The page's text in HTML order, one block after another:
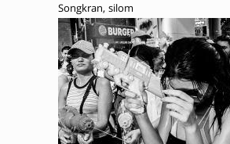
Songkran, silom